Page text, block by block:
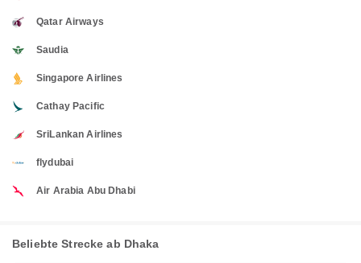
Qatar Airways
Saudia
Singapore Airlines
Cathay Pacific
SriLankan Airlines
flydubai
Air Arabia Abu Dhabi
Beliebte Strecke ab Dhaka